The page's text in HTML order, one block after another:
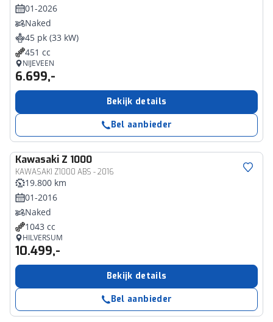
01-2026
Naked
45 pk (33 kW)
451 cc
NIJEVEEN
6.699,-
Bekijk details
Bel aanbieder
Kawasaki Z 1000
KAWASAKI Z1000 ABS - 2016
19.800 km
01-2016
Naked
1043 cc
HILVERSUM
10.499,-
Bekijk details
Bel aanbieder